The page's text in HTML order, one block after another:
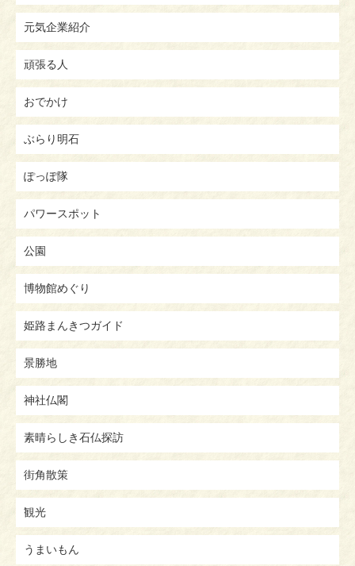
元気企業紹介
頑張る人
おでかけ
ぶらり明石
ぽっぽ隊
パワースポット
公園
博物館めぐり
姫路まんきつガイド
景勝地
神社仏閣
素晴らしき石仏探訪
街角散策
観光
うまいもん